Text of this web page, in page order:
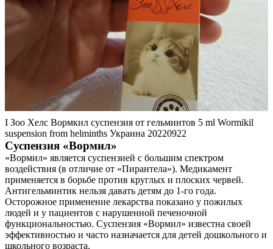
I Зоо Хелс Вормкил суспензия от гельминтов 5 ml Wormikil
suspension from helminths Украина 20220922
Суспензия «Вормил»
«Вормил» является суспензией с большим спектром
воздействия (в отличие от «Пирантела»). Медикамент
применяется в борьбе против круглых и плоских червей.
Антигельминтик нельзя давать детям до 1-го года.
Осторожное применение лекарства показано у пожилых
людей и у пациентов с нарушенной печеночной
функциональностью. Суспензия «Вормил» известна своей
эффективностью и часто назначается для детей дошкольного и
школьного возраста.